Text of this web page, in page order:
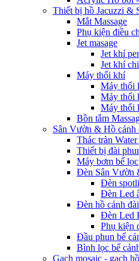
Thiết bị hồ Jacuzzi &
Mắt Massage
Phụ kiện điều
Jet masage
Jet khí
Jet khí
Máy thổi khí
Máy thổi
Máy thổi
Máy thổi
Bồn tắm
Sân Vườn & Hồ cảnh
Thác tràn
Thiết bị đài
Máy bơm bể lọc
Đèn Sân Vườn
Đèn
Đèn Led
Đèn hồ cảnh
Đèn Led
Phụ kiện
Đầu phun bể
Bình lọc bể
Gạch mosaic - gạch